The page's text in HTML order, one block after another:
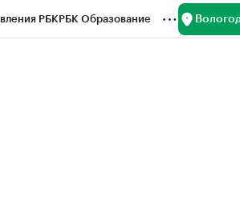
РБКРБК Образование